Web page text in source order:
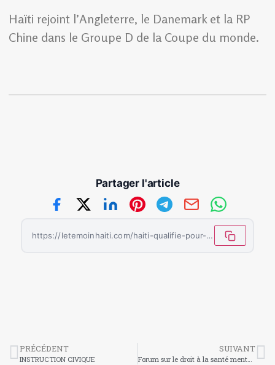
Haïti rejoint l’Angleterre, le Danemark et la RP
Chine dans le Groupe D de la Coupe du monde.
Partager l'article
https://letemoinhaiti.com/haiti-qualifie-pour-sa-premiere-coupe-du-monde-feminine/
PRÉCÉDENT
INSTRUCTION CIVIQUE
SUIVANT
Forum sur le droit à la santé mentale en Haïti